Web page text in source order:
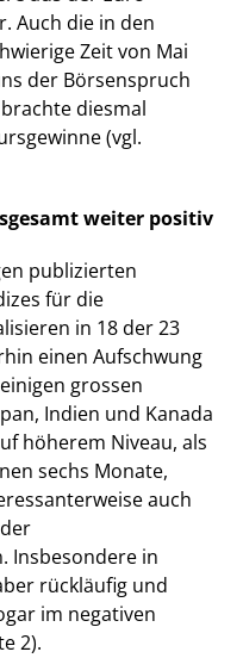
Auch die in den
Zeit von Mai
der Börsenspruch
diesmal
(vgl.
weiter positiv
publizierten
für die
in 18 der 23
einen Aufschwung
grossen
Indien und Kanada
höherem Niveau, als
sechs Monate,
auch
Insbesondere in
rückläufig und
im negativen
2).